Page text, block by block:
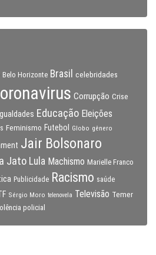
Belo Horizonte Brasil celebridades
Corrupção Crise
Educação Eleições
Feminismo Futebol Globo gênero
Jair Bolsonaro
Jato Lula Machismo Marielle Franco
Publicidade Racismo saúde
Sérgio Moro telenovela Televisão Temer
policial